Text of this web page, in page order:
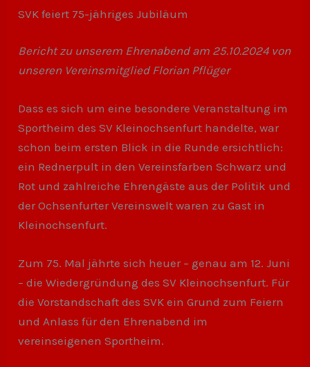
SVK feiert 75-jähriges Jubiläum
Bericht zu unserem Ehrenabend am 25.10.2024 von
unseren Vereinsmitglied Florian Pflüger
Dass es sich um eine besondere Veranstaltung im
Sportheim des SV Kleinochsenfurt handelte, war
schon beim ersten Blick in die Runde ersichtlich:
ein Rednerpult in den Vereinsfarben Schwarz und
Rot und zahlreiche Ehrengäste aus der Politik und
der Ochsenfurter Vereinswelt waren zu Gast in
Kleinochsenfurt.
Zum 75. Mal jährte sich heuer – genau am 12. Juni
– die Wiedergründung des SV Kleinochsenfurt. Für
die Vorstandschaft des SVK ein Grund zum Feiern
und Anlass für den Ehrenabend im
vereinseigenen Sportheim.